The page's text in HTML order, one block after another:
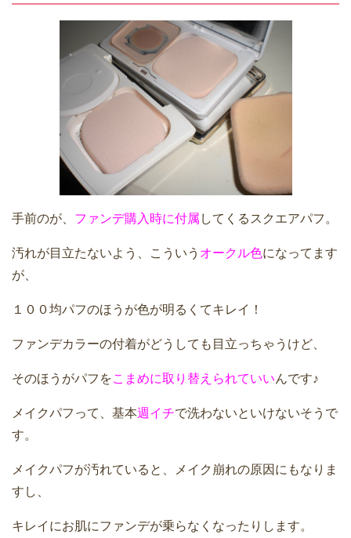
手前のが、 ファンデ購入時に付属 してくるスクエアパフ。
汚れが目立たないよう、こういう オークル色になってます
が、
１００均パフのほうが色が明るくてキレイ！
ファンデカラーの付着がどうしても目立っちゃうけど、
そのほうがパフをこまめに取り替えられていいんです♪
メイクパフって、基本週イチで洗わないといけないそうで
す。
メイクパフが汚れていると、メイク崩れの原因にもなりま
すし、
キレイにお肌にファンデが乗らなくなったりします。